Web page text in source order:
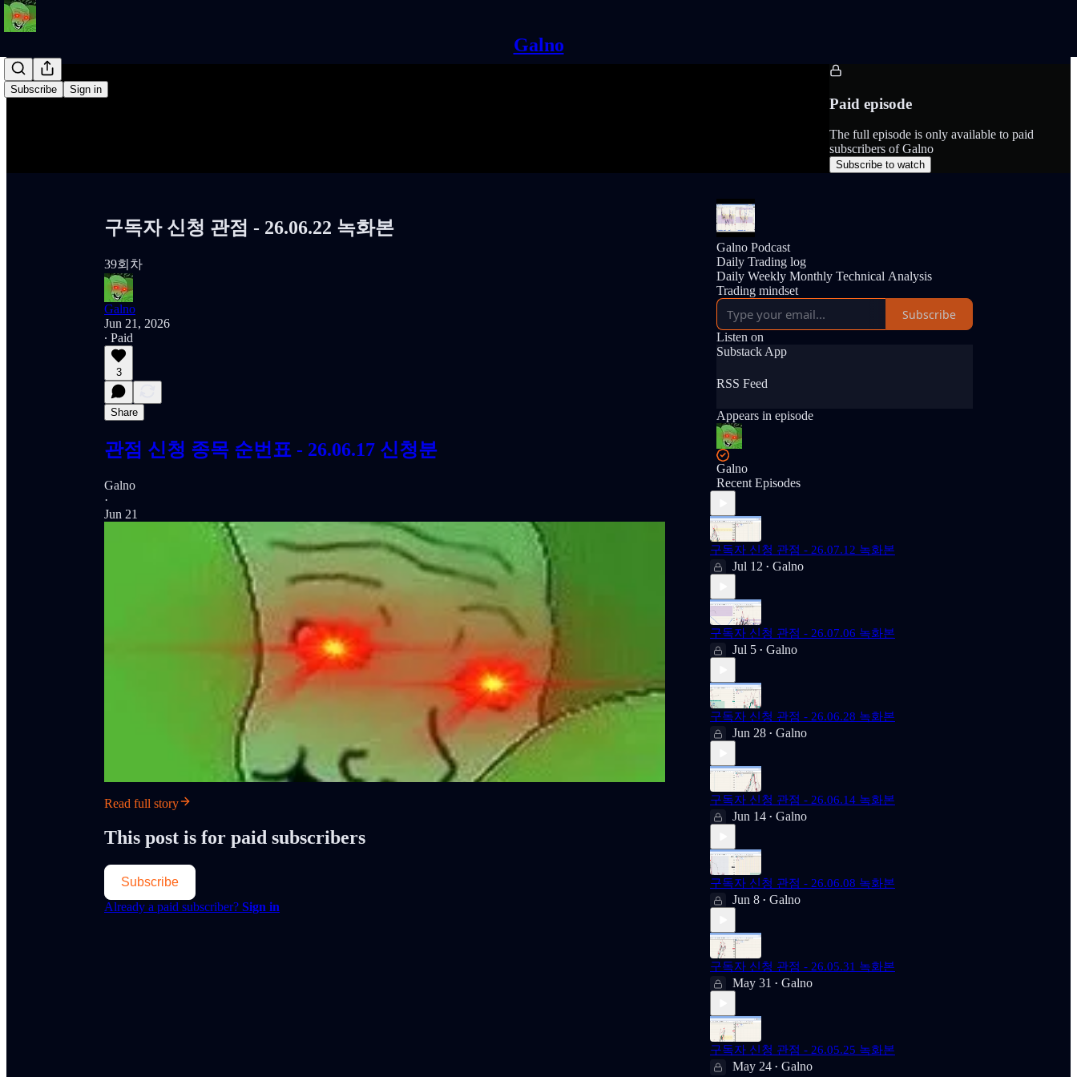
Galno
Subscribe Sign in
Paid episode
The full episode is only available to paid
subscribers of Galno
Subscribe to watch
구독자 신청 관점 - 26.06.22 녹화본
39회차
Galno
Jun 21, 2026
∙ Paid
3
Share
관점 신청 종목 순번표 - 26.06.17 신청분
Galno
·
Jun 21
Read full story
This post is for paid subscribers
Subscribe
Already a paid subscriber? Sign in
Galno Podcast
Daily Trading log
Daily Weekly Monthly Technical Analysis
Trading mindset
Subscribe
Listen on
Substack App
RSS Feed
Appears in episode
Galno
Recent Episodes
구독자 신청 관점 - 26.07.12 녹화본
Jul 12 • Galno
구독자 신청 관점 - 26.07.06 녹화본
Jul 5 • Galno
구독자 신청 관점 - 26.06.28 녹화본
Jun 28 • Galno
구독자 신청 관점 - 26.06.14 녹화본
Jun 14 • Galno
구독자 신청 관점 - 26.06.08 녹화본
Jun 8 • Galno
구독자 신청 관점 - 26.05.31 녹화본
May 31 • Galno
구독자 신청 관점 - 26.05.25 녹화본
May 24 • Galno